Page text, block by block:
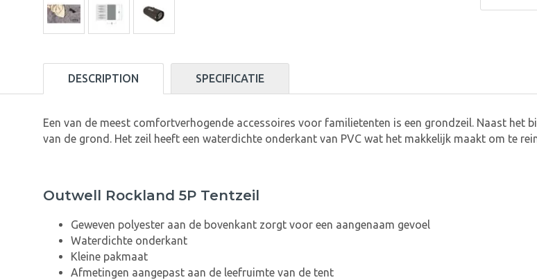
DESCRIPTION SPECIFICATIE
Een van de meest comfortverhogende accessoires voor familietenten is een grondzeil. Naast het
van de grond. Het zeil heeft een waterdichte onderkant van PVC wat het makkelijk maakt om te
Outwell Rockland 5P Tentzeil
Geweven polyester aan de bovenkant zorgt voor een aangenaam gevoel
Waterdichte onderkant
Kleine pakmaat
Afmetingen aangepast aan de leefruimte van de tent